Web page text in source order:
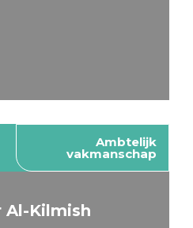
Ambtelijk
vakmanschap
Al-Kilmish